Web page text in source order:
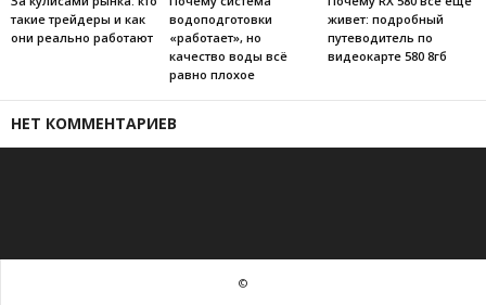
такие трейдеры и как
они реально работают
водоподготовки
«работает», но
качество воды всё
равно плохое
живет: подробный
путеводитель по
видеокарте 580 8гб
НЕТ КОММЕНТАРИЕВ
©